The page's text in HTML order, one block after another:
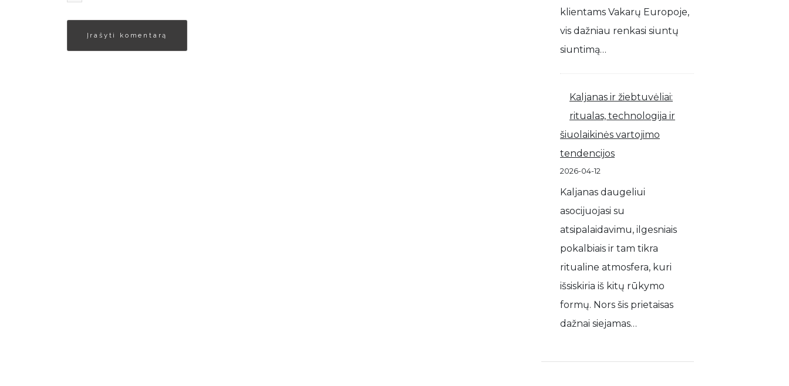
klientams Vakarų Europoje,
vis dažniau renkasi siuntų
siuntimą…
Kaljanas ir žiebtuvėliai:
ritualas, technologija ir
šiuolaikinės vartojimo
tendencijos
2026-04-12
Kaljanas daugeliui
asocijuojasi su
atsipalaidavimu, ilgesniais
pokalbiais ir tam tikra
ritualine atmosfera, kuri
išsiskiria iš kitų rūkymo
formų. Nors šis prietaisas
dažnai siejamas…